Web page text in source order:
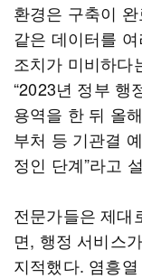
환경은 구축이
같은 데이터를
조치가 미비하다
“2023년 정부 행
용역을 한 뒤 올
부처 등 기관결
정인 단계”라고
전문가들은 제대
면, 행정 서비스
지적했다. 염흥